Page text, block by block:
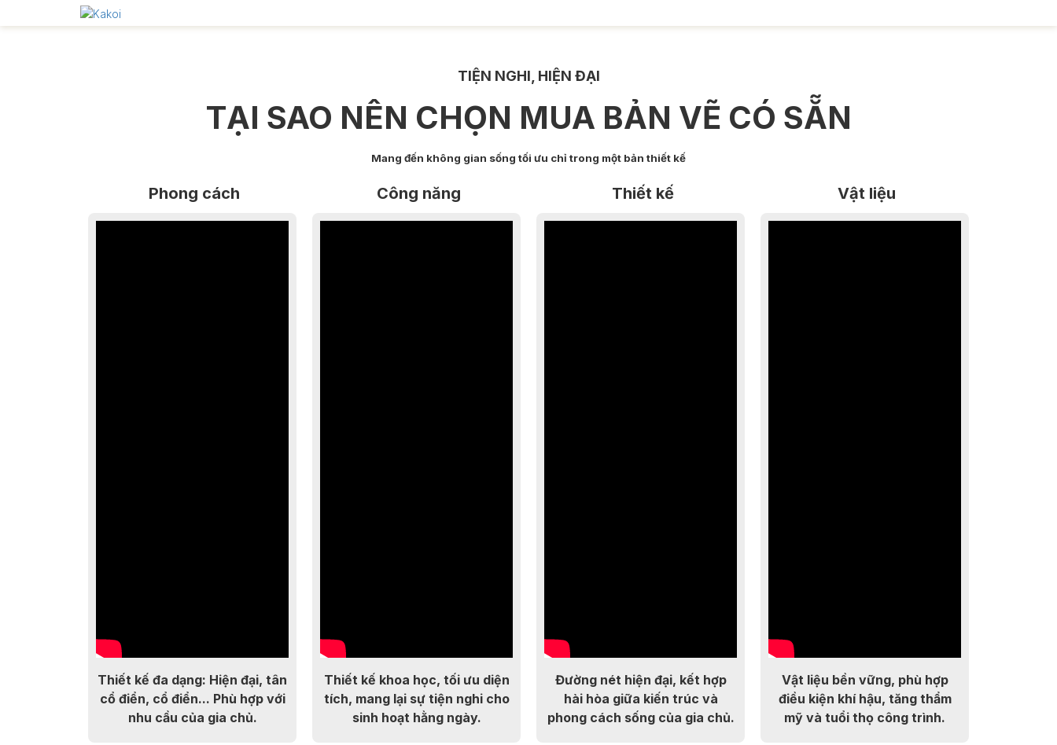
TIỆN NGHI, HIỆN ĐẠI
TẠI SAO NÊN CHỌN MUA BẢN VẼ CÓ SẴN
Mang đến không gian sống tối ưu chỉ trong một bản thiết kế
Phong cách
Thiết kế đa dạng: Hiện đại, tân
cổ điển, cổ điển... Phù hợp với
nhu cầu của gia chủ.
Công năng
Thiết kế khoa học, tối ưu diện
tích, mang lại sự tiện nghi cho
sinh hoạt hằng ngày.
Thiết kế
Đường nét hiện đại, kết hợp
hài hòa giữa kiến trúc và
phong cách sống của gia chủ.
Vật liệu
Vật liệu bền vững, phù hợp
điều kiện khí hậu, tăng thẩm
mỹ và tuổi thọ công trình.